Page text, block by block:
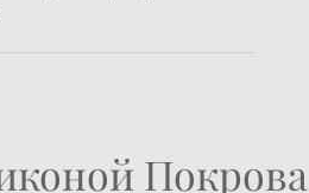
Покрова